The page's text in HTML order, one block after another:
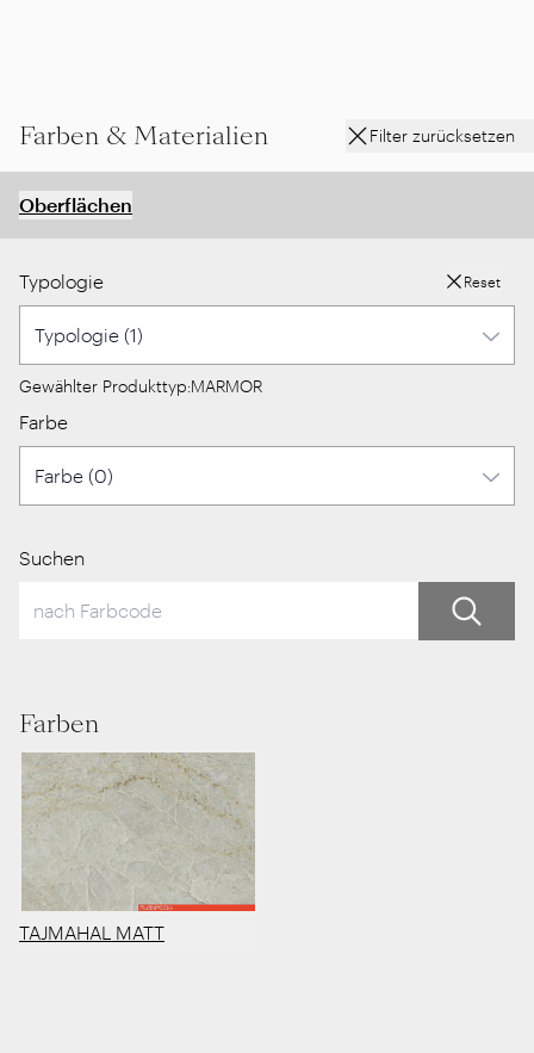
Farben & Materialien Filter zurücksetzen
Oberflächen
Typologie Reset
Gewählter Produkttyp:MARMOR
Farbe
Suchen
Farben
TAJMAHAL MATT